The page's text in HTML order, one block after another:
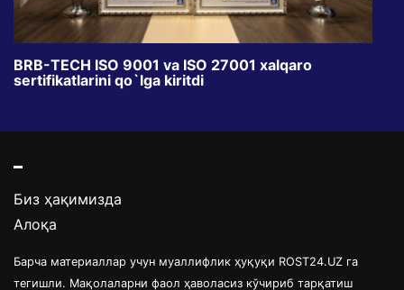
BRB-TECH ISO 9001 va ISO 27001 xalqaro
sertifikatlarini qo`lga kiritdi
Биз ҳақимизда
Алоқа
Барча материаллар учун муаллифлик ҳуқуқи ROST24.UZ га
тегишли. Мақолаларни фаол ҳаволасиз кўчириб тарқатиш